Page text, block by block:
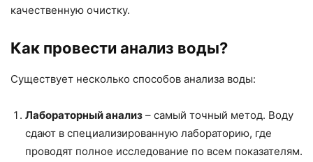
качественную очистку.
Как провести анализ воды?
Существует несколько способов анализа воды:
Лабораторный анализ – самый точный метод. Воду
сдают в специализированную лабораторию, где
проводят полное исследование по всем показателям.